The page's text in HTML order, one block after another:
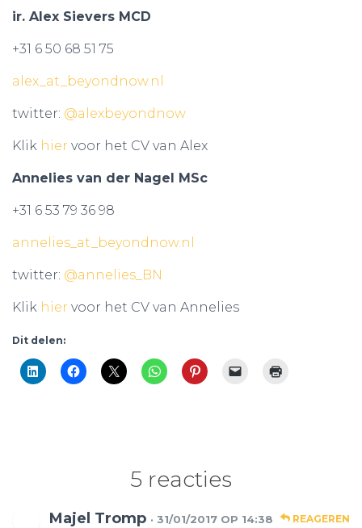
ir. Alex Sievers MCD
+31 6 50 68 51 75
alex_at_beyondnow.nl
twitter: @alexbeyondnow
Klik hier voor het CV van Alex
Annelies van der Nagel MSc
+31 6 53 79 36 98
annelies_at_beyondnow.nl
twitter: @annelies_BN
Klik hier voor het CV van Annelies
Dit delen:
5 reacties
Majel Tromp · 31/01/2017 OP 14:38 REAGEREN